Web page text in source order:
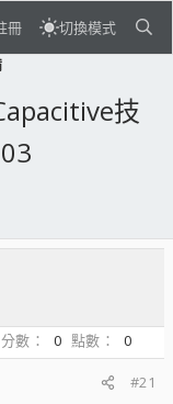
冊 切換模式
技
數 0 點數
0
#21